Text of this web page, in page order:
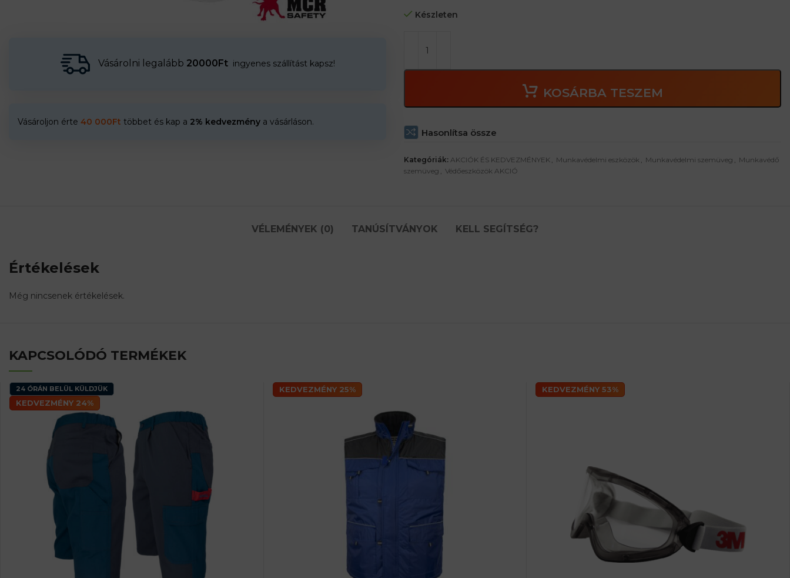
Vásárolni legalább 20000Ft ingyenes szállítást kapsz!
Vásároljon érte 40 000Ft többet és kap a 2% kedvezmény a vásárláson.
használat során. – Nincs több ködös szemüveg!
Készleten
KOSÁRBA TESZEM
Hasonlítsa össze
Kategóriák: AKCIÓK ÉS KEDVEZMÉNYEK , Munkavédelmi eszközök , Munkavédelmi szemüveg , Munkavédő
szemüveg , Védőeszközök AKCIÓ
VÉLEMÉNYEK (0) TANÚSÍTVÁNYOK KELL SEGÍTSÉG?
Értékelések
Még nincsenek értékelések.
KAPCSOLÓDÓ TERMÉKEK
24 ÓRÁN BELÜL KÜLDJÜK
KEDVEZMÉNY 24%
KEDVEZMÉNY 25% KEDVEZMÉNY 53%